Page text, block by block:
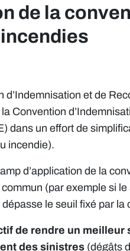
de la
d’Indemnisation et de
Convention
dans un effort de
incendie).
d’application de la
(par exemple si le
le seuil fixé par la
de rendre un meilleur
des sinistres (dégâts